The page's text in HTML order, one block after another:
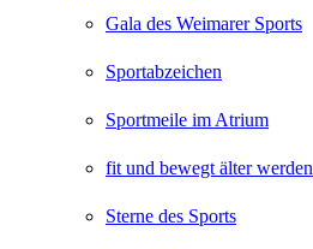
Gala des Weimarer Sports
Sportabzeichen
Sportmeile im Atrium
fit und bewegt älter werden
Sterne des Sports